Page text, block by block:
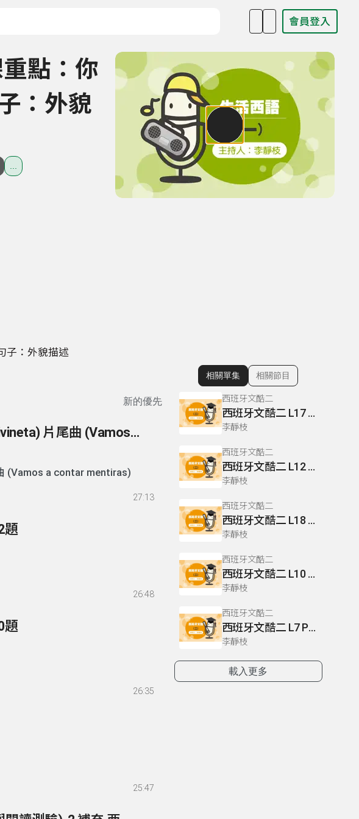
會員登入
點：你
：外貌
子：外貌描述
新的優先
156- 歌曲賞析 片頭曲 (Adivina, Adivineta) 片尾曲 (Vamos a contar mentiras)
曲 (Adivina, Adivineta) 片尾曲 (Vamos a contar mentiras)
27:13
題
26:48
題
26:35
25:47
顯示相關單集
相關單集 相關節目
西班牙文酷二
西班牙文酷二 L17 P148.151
李靜枝
西班牙文酷二
西班牙文酷二 L12 P105
李靜枝
西班牙文酷二
西班牙文酷二 L18 P162
李靜枝
西班牙文酷二
西班牙文酷二 L10 P85 L11 P96.99
李靜枝
西班牙文酷二
西班牙文酷二 L7 P60.62-63
李靜枝
載入更多